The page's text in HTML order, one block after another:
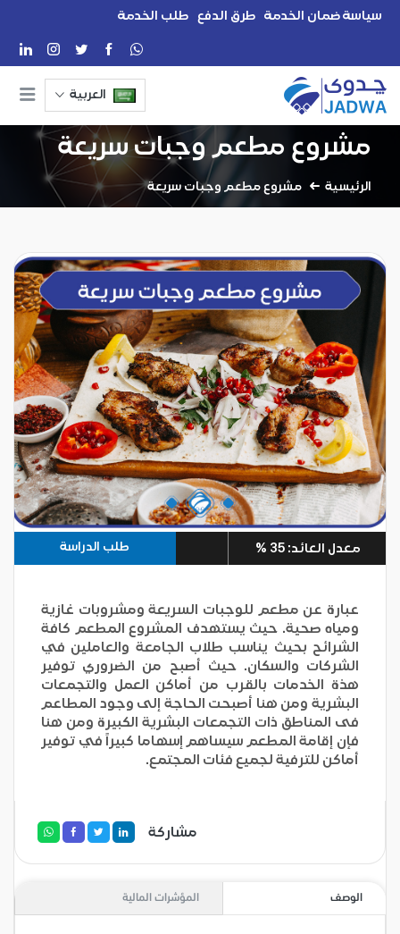
سياسة ضمان الخدمة طرق الدفع طلب الخدمة
العربية
مشروع مطعم وجبات سريعة
الرئيسية مشروع مطعم وجبات سريعة
معدل العائد: 35 % طلب الدراسة
عبارة عن مطعم للوجبات السريعة ومشروبات غازية
ومياه صحية. حيث يستهدف المشروع المطعم كافة
الشرائح بحيث يناسب طلاب الجامعة والعاملين في
الشركات والسكان. حيث أصبح من الضروري توفير
هذة الخدمات بالقرب من أماكن العمل والتجمعات
البشرية ومن هنا أصبحت الحاجة إلى وجود المطاعم
فى المناطق ذات التجمعات البشرية الكبيرة ومن هنا
فإن إقامة المطعم سيساهم إسهاما كبيراً في توفير
أماكن للترفية لجميع فئات المجتمع.
مشاركة
الوصف المؤشرات المالية